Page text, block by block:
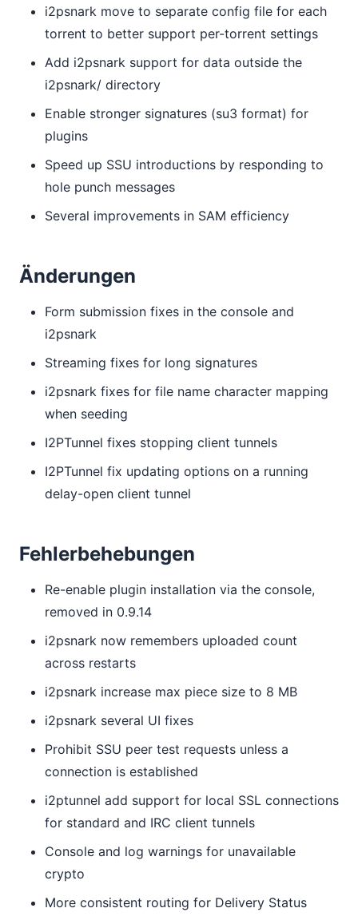
i2psnark move to separate config file for each
torrent to better support per-torrent settings
Add i2psnark support for data outside the
i2psnark/ directory
Enable stronger signatures (su3 format) for
plugins
Speed up SSU introductions by responding to
hole punch messages
Several improvements in SAM efficiency
Änderungen
Form submission fixes in the console and
i2psnark
Streaming fixes for long signatures
i2psnark fixes for file name character mapping
when seeding
I2PTunnel fixes stopping client tunnels
I2PTunnel fix updating options on a running
delay-open client tunnel
Fehlerbehebungen
Re-enable plugin installation via the console,
removed in 0.9.14
i2psnark now remembers uploaded count
across restarts
i2psnark increase max piece size to 8 MB
i2psnark several UI fixes
Prohibit SSU peer test requests unless a
connection is established
i2ptunnel add support for local SSL connections
for standard and IRC client tunnels
Console and log warnings for unavailable
crypto
More consistent routing for Delivery Status